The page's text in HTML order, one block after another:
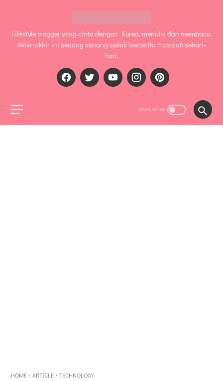
Lifestyle blogger yang cinta dengan Korea, menulis dan membaca.
Akhir-akhir ini sedang senang sekali bercerita masalah sehari-
hari.
HOME / ARTICLE / TECHNOLOGY